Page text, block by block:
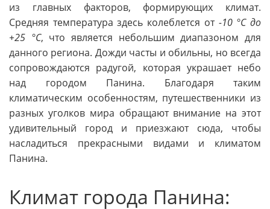
из главных факторов, формирующих климат.
Средняя температура здесь колеблется от -10 °C до
+25 °C, что является небольшим диапазоном для
данного региона. Дожди часты и обильны, но всегда
сопровождаются радугой, которая украшает небо
над городом Панина. Благодаря таким
климатическим особенностям, путешественники из
разных уголков мира обращают внимание на этот
удивительный город и приезжают сюда, чтобы
насладиться прекрасными видами и климатом
Панина.
Климат города Панина: